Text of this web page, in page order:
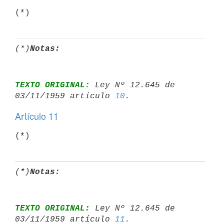
(*)
(*)Notas:
TEXTO ORIGINAL:
Ley Nº 12.645 de
03/11/1959 artículo 10
Artículo 11
(*)
(*)Notas:
TEXTO ORIGINAL:
Ley Nº 12.645 de
03/11/1959 artículo 11